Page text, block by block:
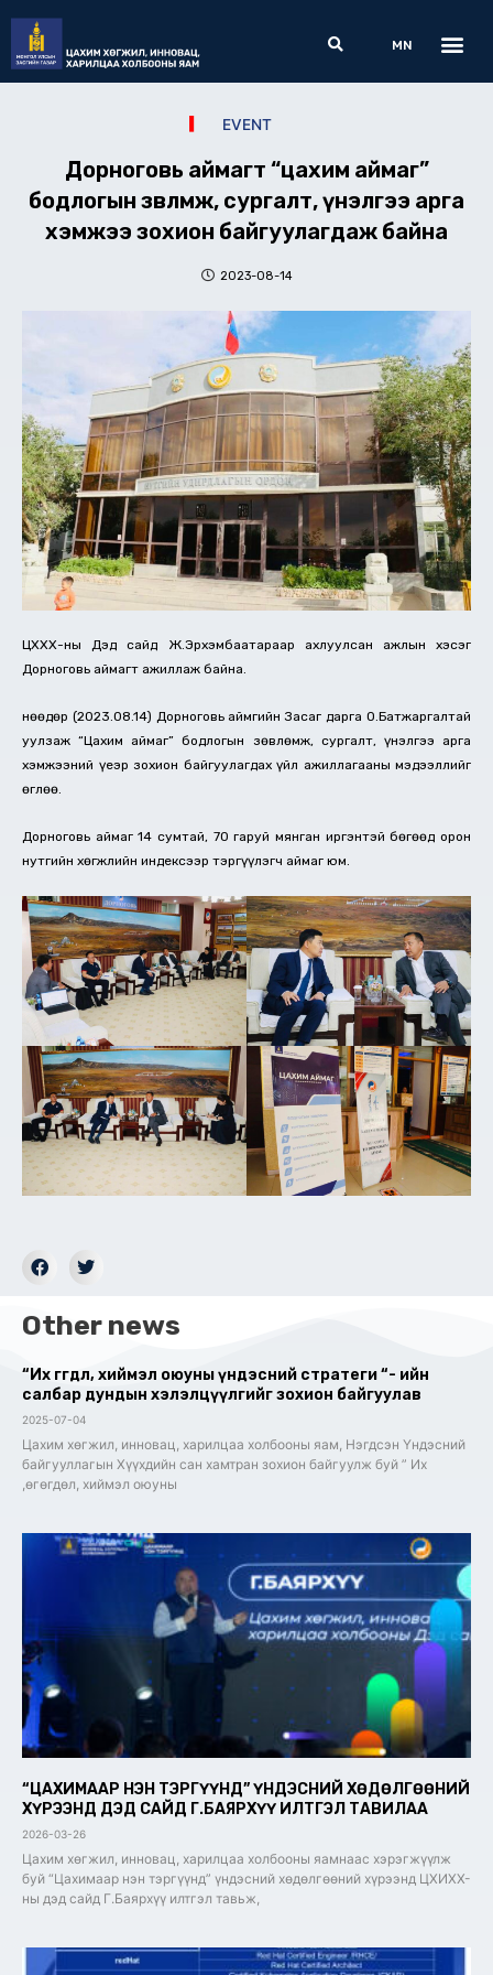
content
Search
MN
EVENT
Дорноговь аймагт “цахим аймаг”
бодлогын зөвлөмж, сургалт, үнэлгээ арга
хэмжээ зохион байгуулагдаж байна
2023-08-14
ЦХХХ-ны Дэд сайд Ж.Эрхэмбаатараар ахлуулсан ажлын хэсэг
Дорноговь аймагт ажиллаж байна.
Өнөөдөр (2023.08.14) Дорноговь аймгийн Засаг дарга О.Батжаргалтай
уулзаж “Цахим аймаг” бодлогын зөвлөмж, сургалт, үнэлгээ арга
хэмжээний үеэр зохион байгуулагдах үйл ажиллагааны мэдээллийг
өглөө.
Дорноговь аймаг 14 сумтай, 70 гаруй мянган иргэнтэй бөгөөд орон
нутгийн хөгжлийн индексээр тэргүүлэгч аймаг юм.
Other news
“Их өгөгдөл, хиймэл оюуны үндэсний стратеги “- ийн
салбар дундын хэлэлцүүлгийг зохион байгуулав
2025-07-04
Цахим хөгжил, инновац, харилцаа холбооны яам, Нэгдсэн Үндэсний
байгууллагын Хүүхдийн сан хамтран зохион байгуулж буй ” Их
,өгөгдөл, хиймэл оюуны
“ЦАХИМААР НЭН ТЭРГҮҮНД” ҮНДЭСНИЙ ХӨДӨЛГӨӨНИЙ
ХҮРЭЭНД ДЭД САЙД Г.БАЯРХҮҮ ИЛТГЭЛ ТАВИЛАА
2026-03-26
Цахим хөгжил, инновац, харилцаа холбооны яамнаас хэрэгжүүлж
буй “Цахимаар нэн тэргүүнд” үндэсний хөдөлгөөний хүрээнд ЦХИХХ-
ны дэд сайд Г.Баярхүү илтгэл тавьж,